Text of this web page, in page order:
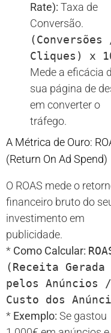
Rate): Taxa de
Conversão.
(Conversões
Cliques) x
Mede a eficácia
sua página de
em converter o
tráfego.
A Métrica de Ouro:
(Return On Ad Spend)
O ROAS mede o
financeiro bruto do
investimento em
publicidade.
* Como Calcular:
(Receita Gerada
pelos Anúncios /
Custo dos
* Exemplo: Se gastou